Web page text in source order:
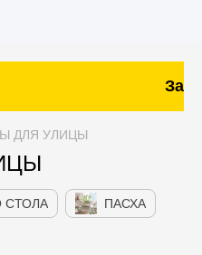
ДЛЯ УЛИЦЫ
СТОЛА ПАСХА